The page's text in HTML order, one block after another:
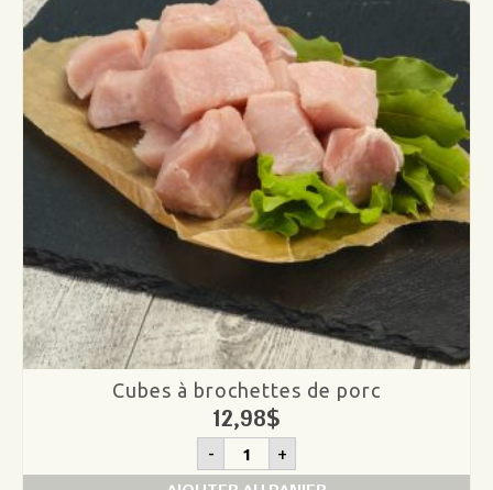
Cubes à brochettes de porc
12,98$
- quantité
de
Cubes
+